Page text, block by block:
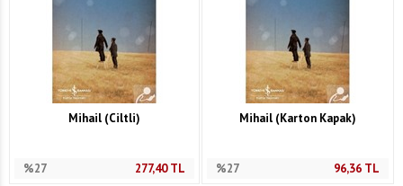
Mihail (Ciltli)
%27 277,40TL
Mihail (Karton Kapak)
%27 96,36 TL